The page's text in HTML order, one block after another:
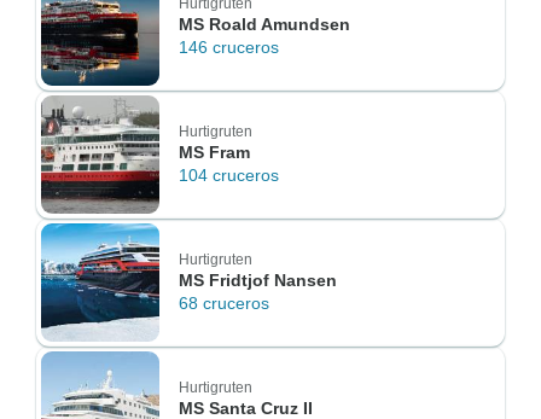
Hurtigruten
MS Roald Amundsen
146 cruceros
Hurtigruten
MS Fram
104 cruceros
Hurtigruten
MS Fridtjof Nansen
68 cruceros
Hurtigruten
MS Santa Cruz II